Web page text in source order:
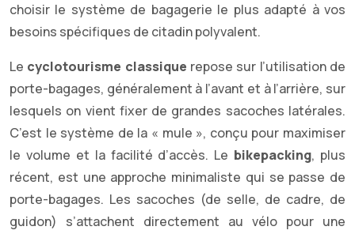
choisir le système de bagagerie le plus adapté à vos
besoins spécifiques de citadin polyvalent.
Le cyclotourisme classique repose sur l’utilisation de
porte-bagages, généralement à l’avant et à l’arrière, sur
lesquels on vient fixer de grandes sacoches latérales.
C’est le système de la « mule », conçu pour maximiser
le volume et la facilité d’accès. Le bikepacking, plus
récent, est une approche minimaliste qui se passe de
porte-bagages. Les sacoches (de selle, de cadre, de
guidon) s’attachent directement au vélo pour une